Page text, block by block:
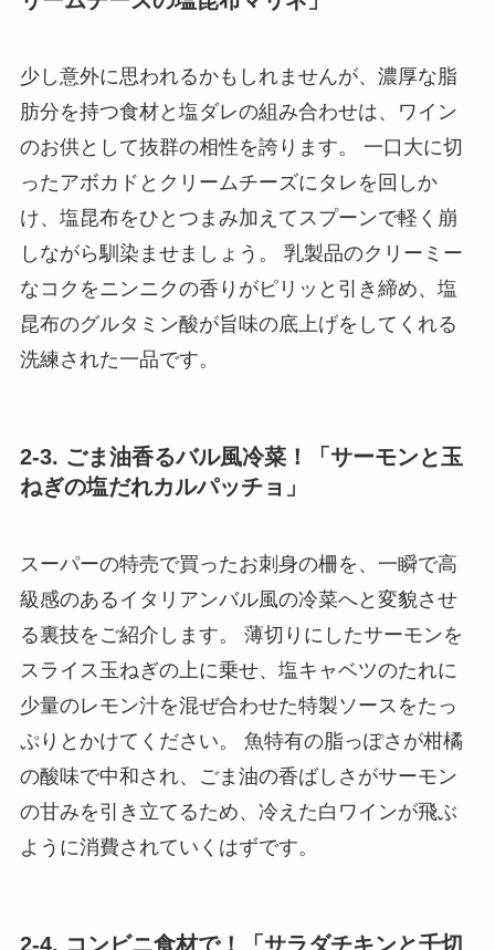
少し意外に思われるかもしれませんが、濃厚な脂
肪分を持つ食材と塩ダレの組み合わせは、ワイン
のお供として抜群の相性を誇ります。 一口大に切
ったアボカドとクリームチーズにタレを回しか
け、塩昆布をひとつまみ加えてスプーンで軽く崩
しながら馴染ませましょう。 乳製品のクリーミー
なコクをニンニクの香りがピリッと引き締め、塩
昆布のグルタミン酸が旨味の底上げをしてくれる
洗練された一品です。
2-3. ごま油香るバル風冷菜！「サーモンと玉
ねぎの塩だれカルパッチョ」
スーパーの特売で買ったお刺身の柵を、一瞬で高
級感のあるイタリアンバル風の冷菜へと変貌させ
る裏技をご紹介します。 薄切りにしたサーモンを
スライス玉ねぎの上に乗せ、塩キャベツのたれに
少量のレモン汁を混ぜ合わせた特製ソースをたっ
ぷりとかけてください。 魚特有の脂っぽさが柑橘
の酸味で中和され、ごま油の香ばしさがサーモン
の甘みを引き立てるため、冷えた白ワインが飛ぶ
ように消費されていくはずです。
2-4. コンビニ食材で！「サラダチキンと千切